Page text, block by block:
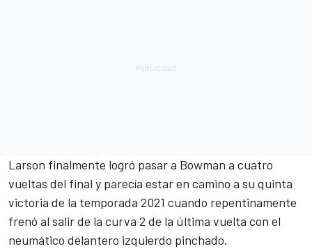
Larson finalmente logró pasar a Bowman a cuatro
vueltas del final y parecía estar en camino a su quinta
victoria de la temporada 2021 cuando repentinamente
frenó al salir de la curva 2 de la última vuelta con el
neumático delantero izquierdo pinchado.